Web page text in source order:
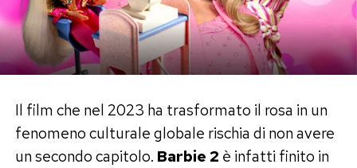
Il film che nel 2023 ha trasformato il rosa in un
fenomeno culturale globale rischia di non avere
un secondo capitolo. Barbie 2 è infatti finito in